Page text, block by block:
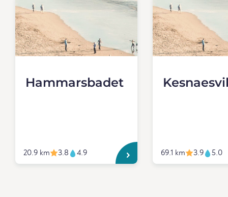
Hammarsbadet
20.9 km 3.8 4.9 69.1 km 3.9 5.0